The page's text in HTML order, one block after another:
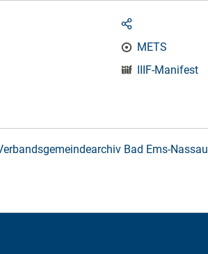
METS
IIIF-Manifest
Bad Ems-Nassau